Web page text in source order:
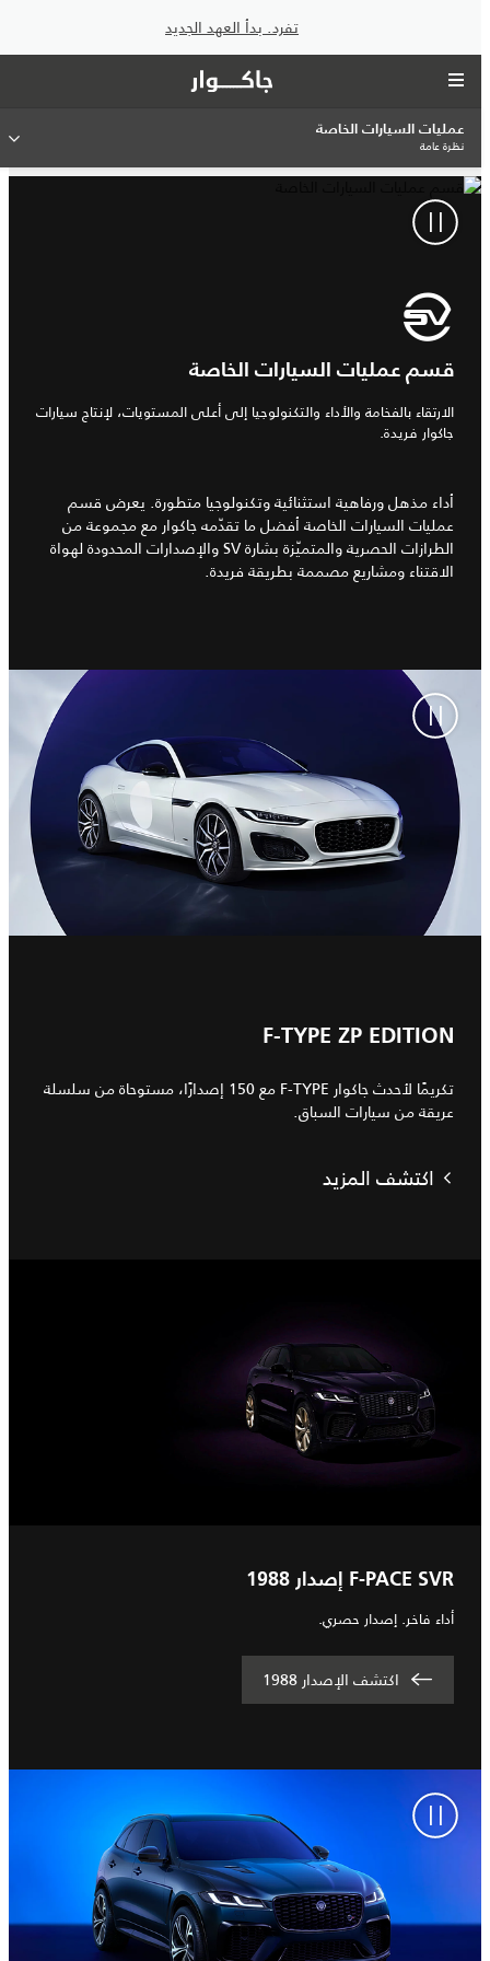
تفرد. بدأ العهد الجديد
عمليات السيارات الخاصة
نظرة عامة
قسم عمليات السيارات الخاصة
الارتقاء بالفخامة والأداء والتكنولوجيا إلى أعلى المستويات، لإنتاج سيارات
جاكوار فريدة.
أداء مذهل ورفاهية استثنائية وتكنولوجيا متطورة. يعرض قسم
عمليات السيارات الخاصة أفضل ما تقدّمه جاكوار مع مجموعة من
الطرازات الحصرية والمتميّزة بشارة SV والإصدارات المحدودة لهواة
الاقتناء ومشاريع مصممة بطريقة فريدة.
F-TYPE ZP EDITION
تكريمًا لأحدث جاكوار F-TYPE مع 150 إصدارًا، مستوحاة من سلسلة
عريقة من سيارات السباق.
اكتشف المزيد
F-PACE SVR إصدار 1988
أداء فاخر. إصدار حصري.
اكتشف الإصدار 1988